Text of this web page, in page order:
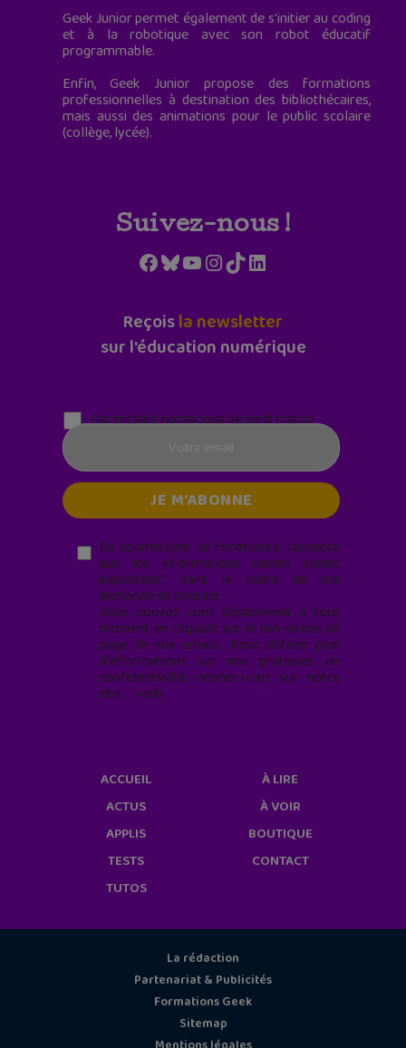
Geek Junior permet également de s'initier au coding
et à la robotique avec son robot éducatif
programmable.
Enfin, Geek Junior propose des formations
professionnelles à destination des bibliothécaires,
mais aussi des animations pour le public scolaire
(collège, lycée).
Suivez-nous !
Facebook
Bluesky
YouTube
Instagram
TikTokLinkedIn
Reçoisla newsletter
sur l'éducation numérique
Parentalité numérique (le lundi matin)
En soumettant ce formulaire, j’accepte
que les informations saisies soient
exploitées* dans le cadre de ma
demande de contact.
Vous pouvez vous désabonner à tout
moment en cliquant sur le lien en bas de
page de nos emails. Pour obtenir plus
d'informations sur nos pratiques de
confidentialité, rendez-vous sur notre
site web
ACCUEIL
ACTUS
APPLIS
TESTS
TUTOS
À LIRE
À VOIR
BOUTIQUE
CONTACT
La rédaction
Partenariat & Publicités
Formations Geek
Sitemap